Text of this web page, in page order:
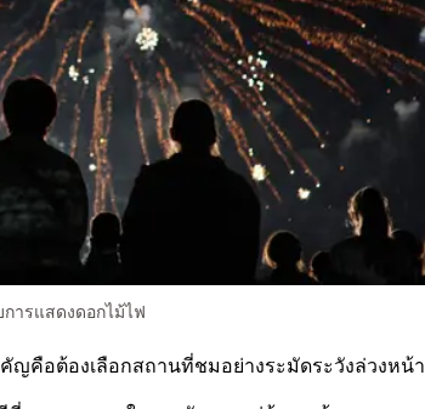
ารแสดงดอกไม้ไฟ
ญคือต้องเลือกสถานที่ชมอย่างระมัดระวังล่วงหน้า